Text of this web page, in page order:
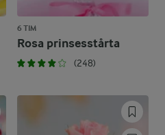
6 TIM
Rosa prinsesstårta
(248)